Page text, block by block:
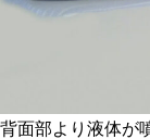
背面部より液体が